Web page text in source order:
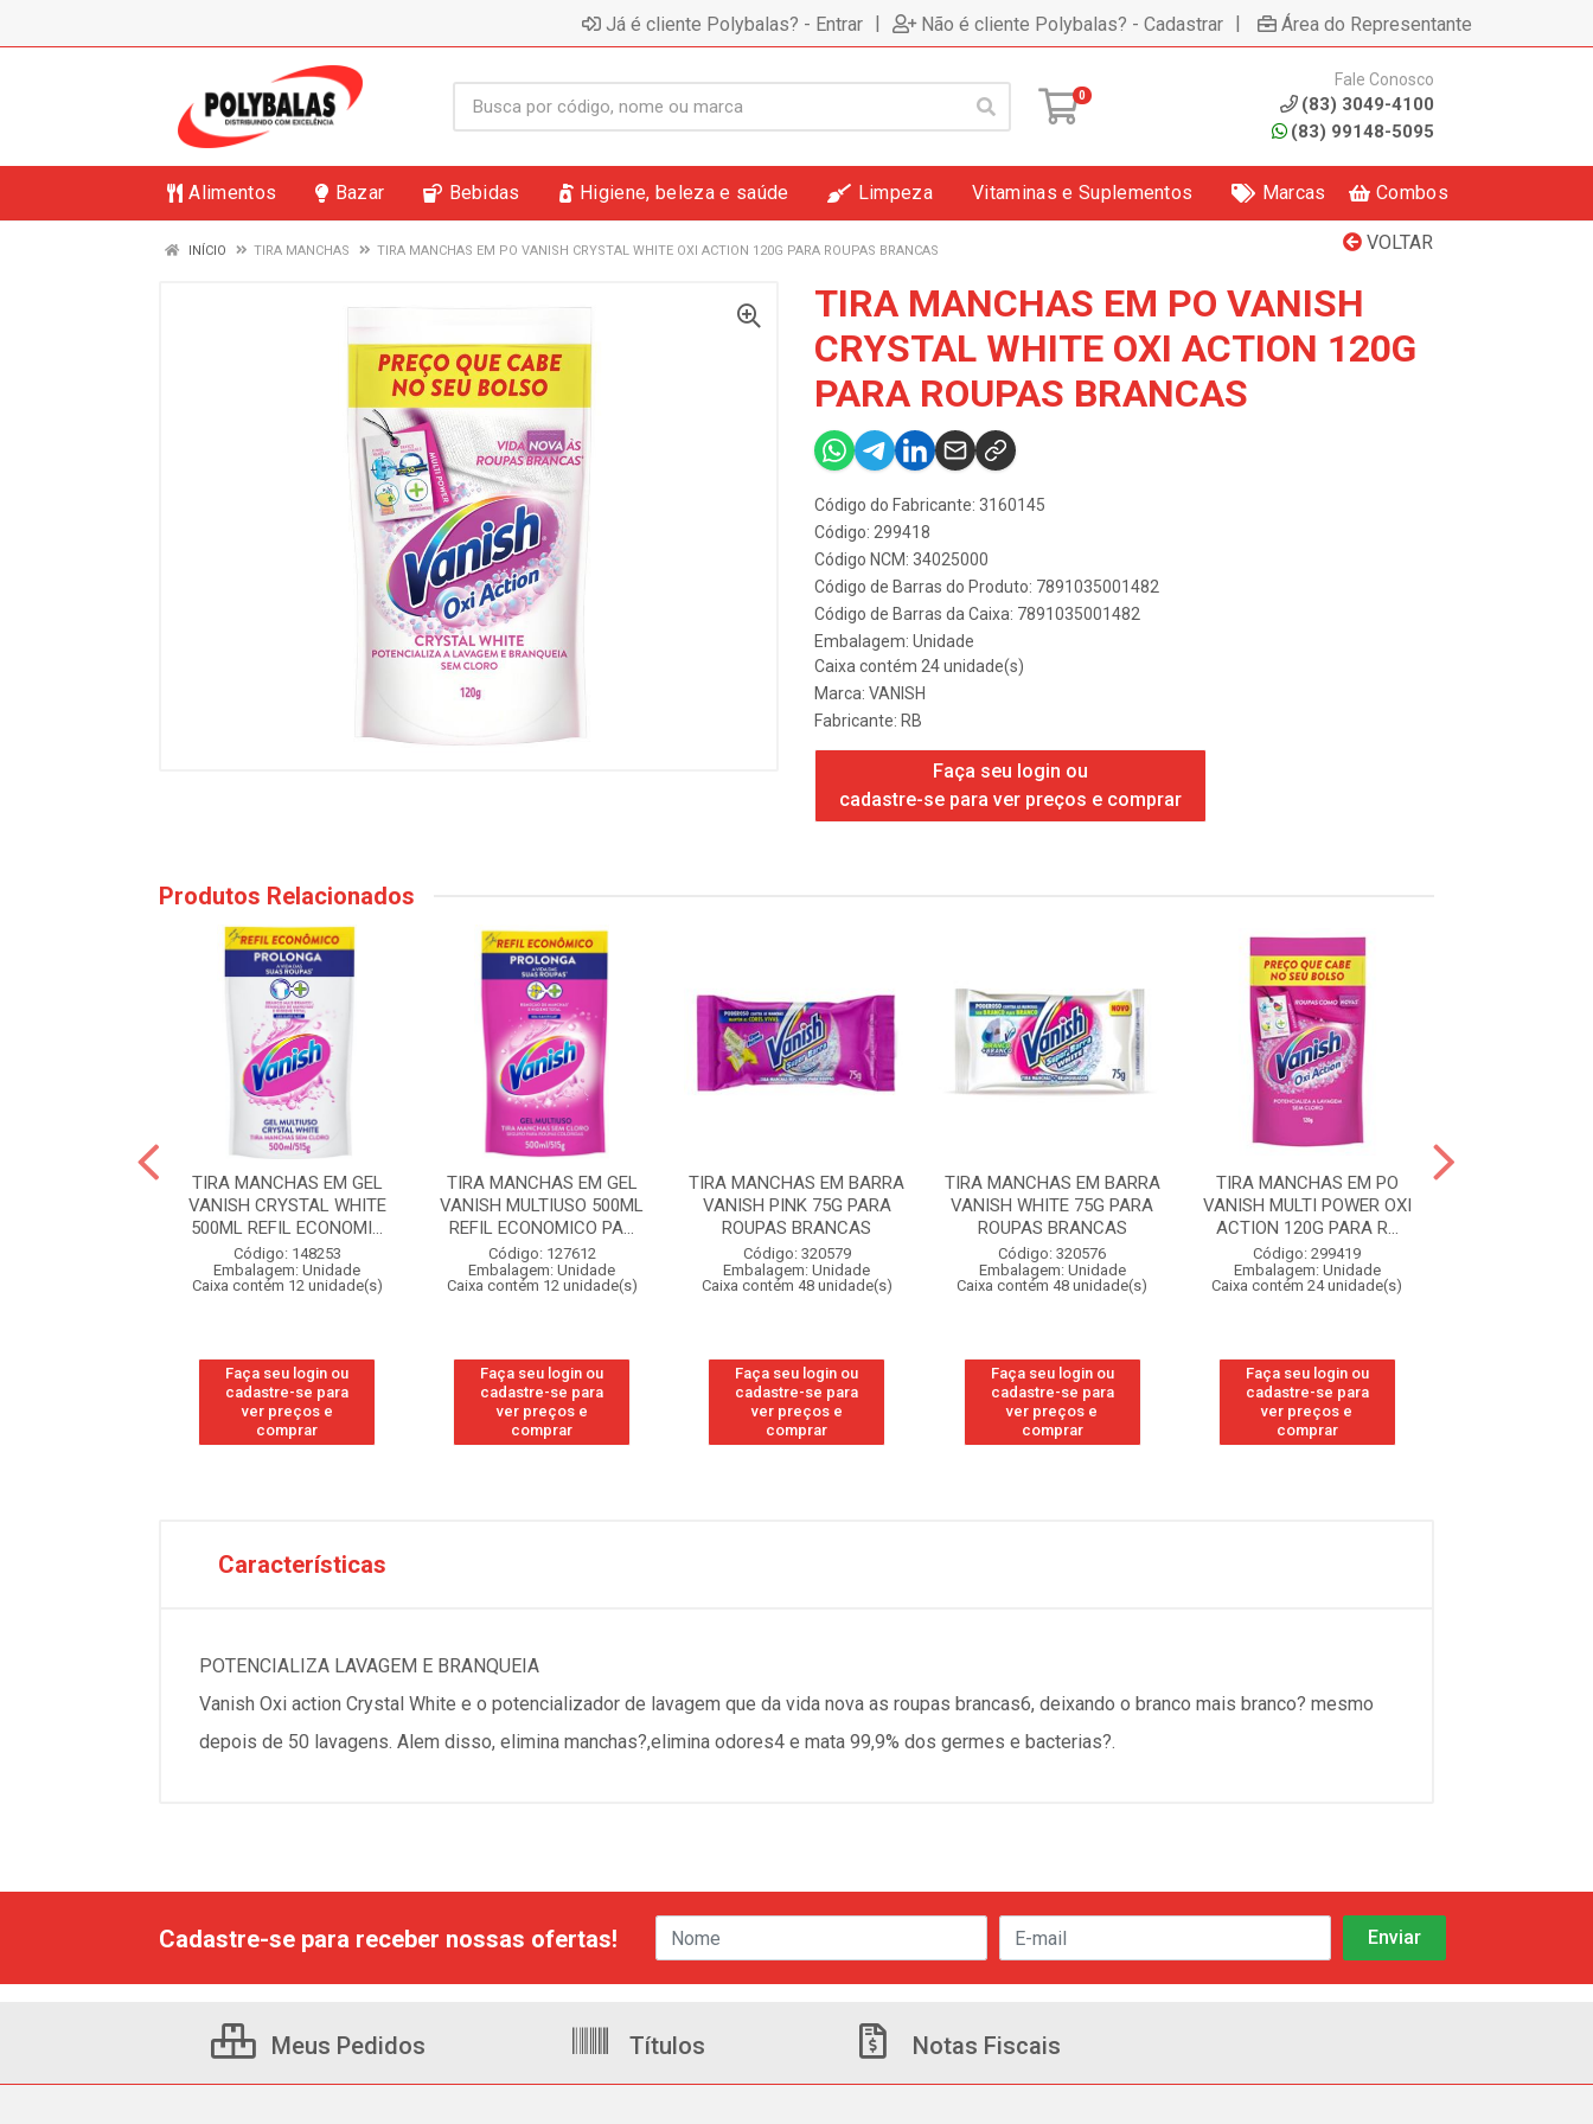
Já é cliente Polybalas? - Entrar | Não é cliente Polybalas? - Cadastrar | Área do Representante
0
Fale Conosco
(83) 3049-4100
(83) 99148-5095
Alimentos Bazar Bebidas Higiene, beleza e saúde Limpeza Vitaminas e Suplementos Marcas Combos
VOLTAR
INÍCIO TIRA MANCHAS TIRA MANCHAS EM PO VANISH CRYSTAL WHITE OXI ACTION 120G PARA ROUPAS BRANCAS
TIRA MANCHAS EM PO VANISH
CRYSTAL WHITE OXI ACTION 120G
PARA ROUPAS BRANCAS
Código do Fabricante: 3160145
Código: 299418
Código NCM: 34025000
Código de Barras do Produto: 7891035001482
Código de Barras da Caixa: 7891035001482
Embalagem: Unidade
Caixa contém 24 unidade(s)
Marca: VANISH
Fabricante: RB
Faça seu login ou
cadastre-se para ver preços e comprar
Produtos Relacionados
TIRA MANCHAS EM GEL
VANISH CRYSTAL WHITE
500ML REFIL ECONOMI...
Código: 148253
Embalagem: Unidade
Caixa contém 12 unidade(s)
Faça seu login ou
cadastre-se para
ver preços e
comprar
TIRA MANCHAS EM GEL
VANISH MULTIUSO 500ML
REFIL ECONOMICO PA...
Código: 127612
Embalagem: Unidade
Caixa contém 12 unidade(s)
Faça seu login ou
cadastre-se para
ver preços e
comprar
TIRA MANCHAS EM BARRA
VANISH PINK 75G PARA
ROUPAS BRANCAS
Código: 320579
Embalagem: Unidade
Caixa contém 48 unidade(s)
Faça seu login ou
cadastre-se para
ver preços e
comprar
TIRA MANCHAS EM BARRA
VANISH WHITE 75G PARA
ROUPAS BRANCAS
Código: 320576
Embalagem: Unidade
Caixa contém 48 unidade(s)
Faça seu login ou
cadastre-se para
ver preços e
comprar
TIRA MANCHAS EM PO
VANISH MULTI POWER OXI
ACTION 120G PARA R...
Código: 299419
Embalagem: Unidade
Caixa contém 24 unidade(s)
Faça seu login ou
cadastre-se para
ver preços e
comprar
Características
POTENCIALIZA LAVAGEM E BRANQUEIA
Vanish Oxi action Crystal White e o potencializador de lavagem que da vida nova as roupas brancas6, deixando o branco mais branco? mesmo
depois de 50 lavagens. Alem disso, elimina manchas?,elimina odores4 e mata 99,9% dos germes e bacterias?.
Cadastre-se para receber nossas ofertas!
Meus Pedidos Títulos Notas Fiscais